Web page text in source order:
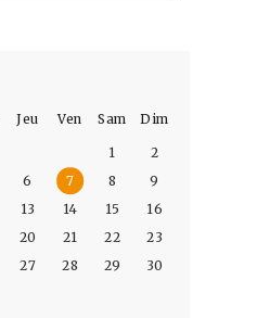
Jeu Ven Sam Dim
1
2
6 7 8
9
13 14 15
16
20 21 22
23
27 28 29
30